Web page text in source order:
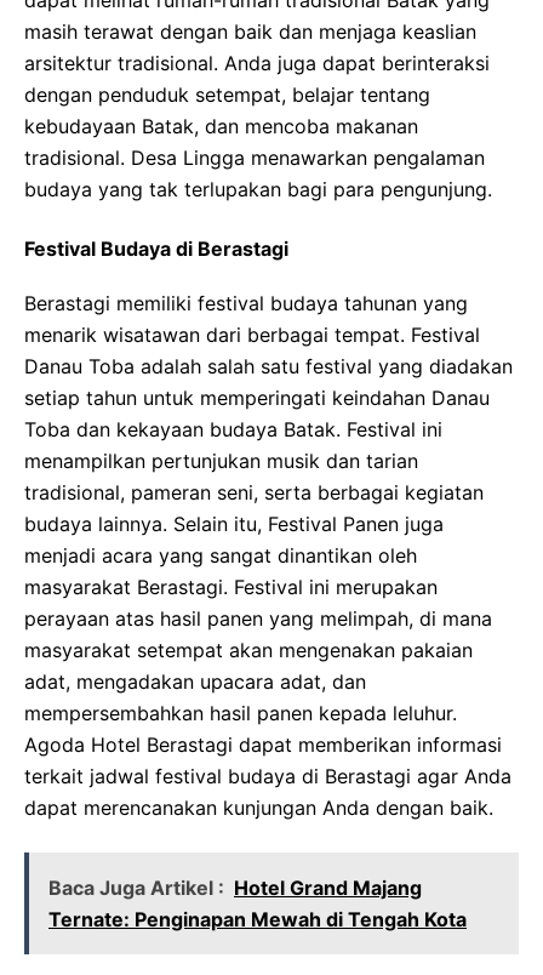
masih terawat dengan baik dan menjaga keaslian
arsitektur tradisional. Anda juga dapat berinteraksi
dengan penduduk setempat, belajar tentang
kebudayaan Batak, dan mencoba makanan
tradisional. Desa Lingga menawarkan pengalaman
budaya yang tak terlupakan bagi para pengunjung.
Festival Budaya di Berastagi
Berastagi memiliki festival budaya tahunan yang
menarik wisatawan dari berbagai tempat. Festival
Danau Toba adalah salah satu festival yang diadakan
setiap tahun untuk memperingati keindahan Danau
Toba dan kekayaan budaya Batak. Festival ini
menampilkan pertunjukan musik dan tarian
tradisional, pameran seni, serta berbagai kegiatan
budaya lainnya. Selain itu, Festival Panen juga
menjadi acara yang sangat dinantikan oleh
masyarakat Berastagi. Festival ini merupakan
perayaan atas hasil panen yang melimpah, di mana
masyarakat setempat akan mengenakan pakaian
adat, mengadakan upacara adat, dan
mempersembahkan hasil panen kepada leluhur.
Agoda Hotel Berastagi dapat memberikan informasi
terkait jadwal festival budaya di Berastagi agar Anda
dapat merencanakan kunjungan Anda dengan baik.
Baca Juga Artikel : Hotel Grand Majang
Ternate: Penginapan Mewah di Tengah Kota